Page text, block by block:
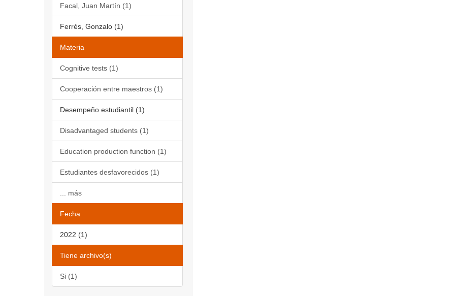
Facal, Juan Martín (1)
Ferrés, Gonzalo (1)
Materia
Cognitive tests (1)
Cooperación entre maestros (1)
Desempeño estudiantil (1)
Disadvantaged students (1)
Education production function (1)
Estudiantes desfavorecidos (1)
... más
Fecha
2022 (1)
Tiene archivo(s)
Si (1)